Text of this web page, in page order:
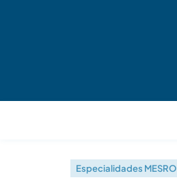
Especialidades MESRO